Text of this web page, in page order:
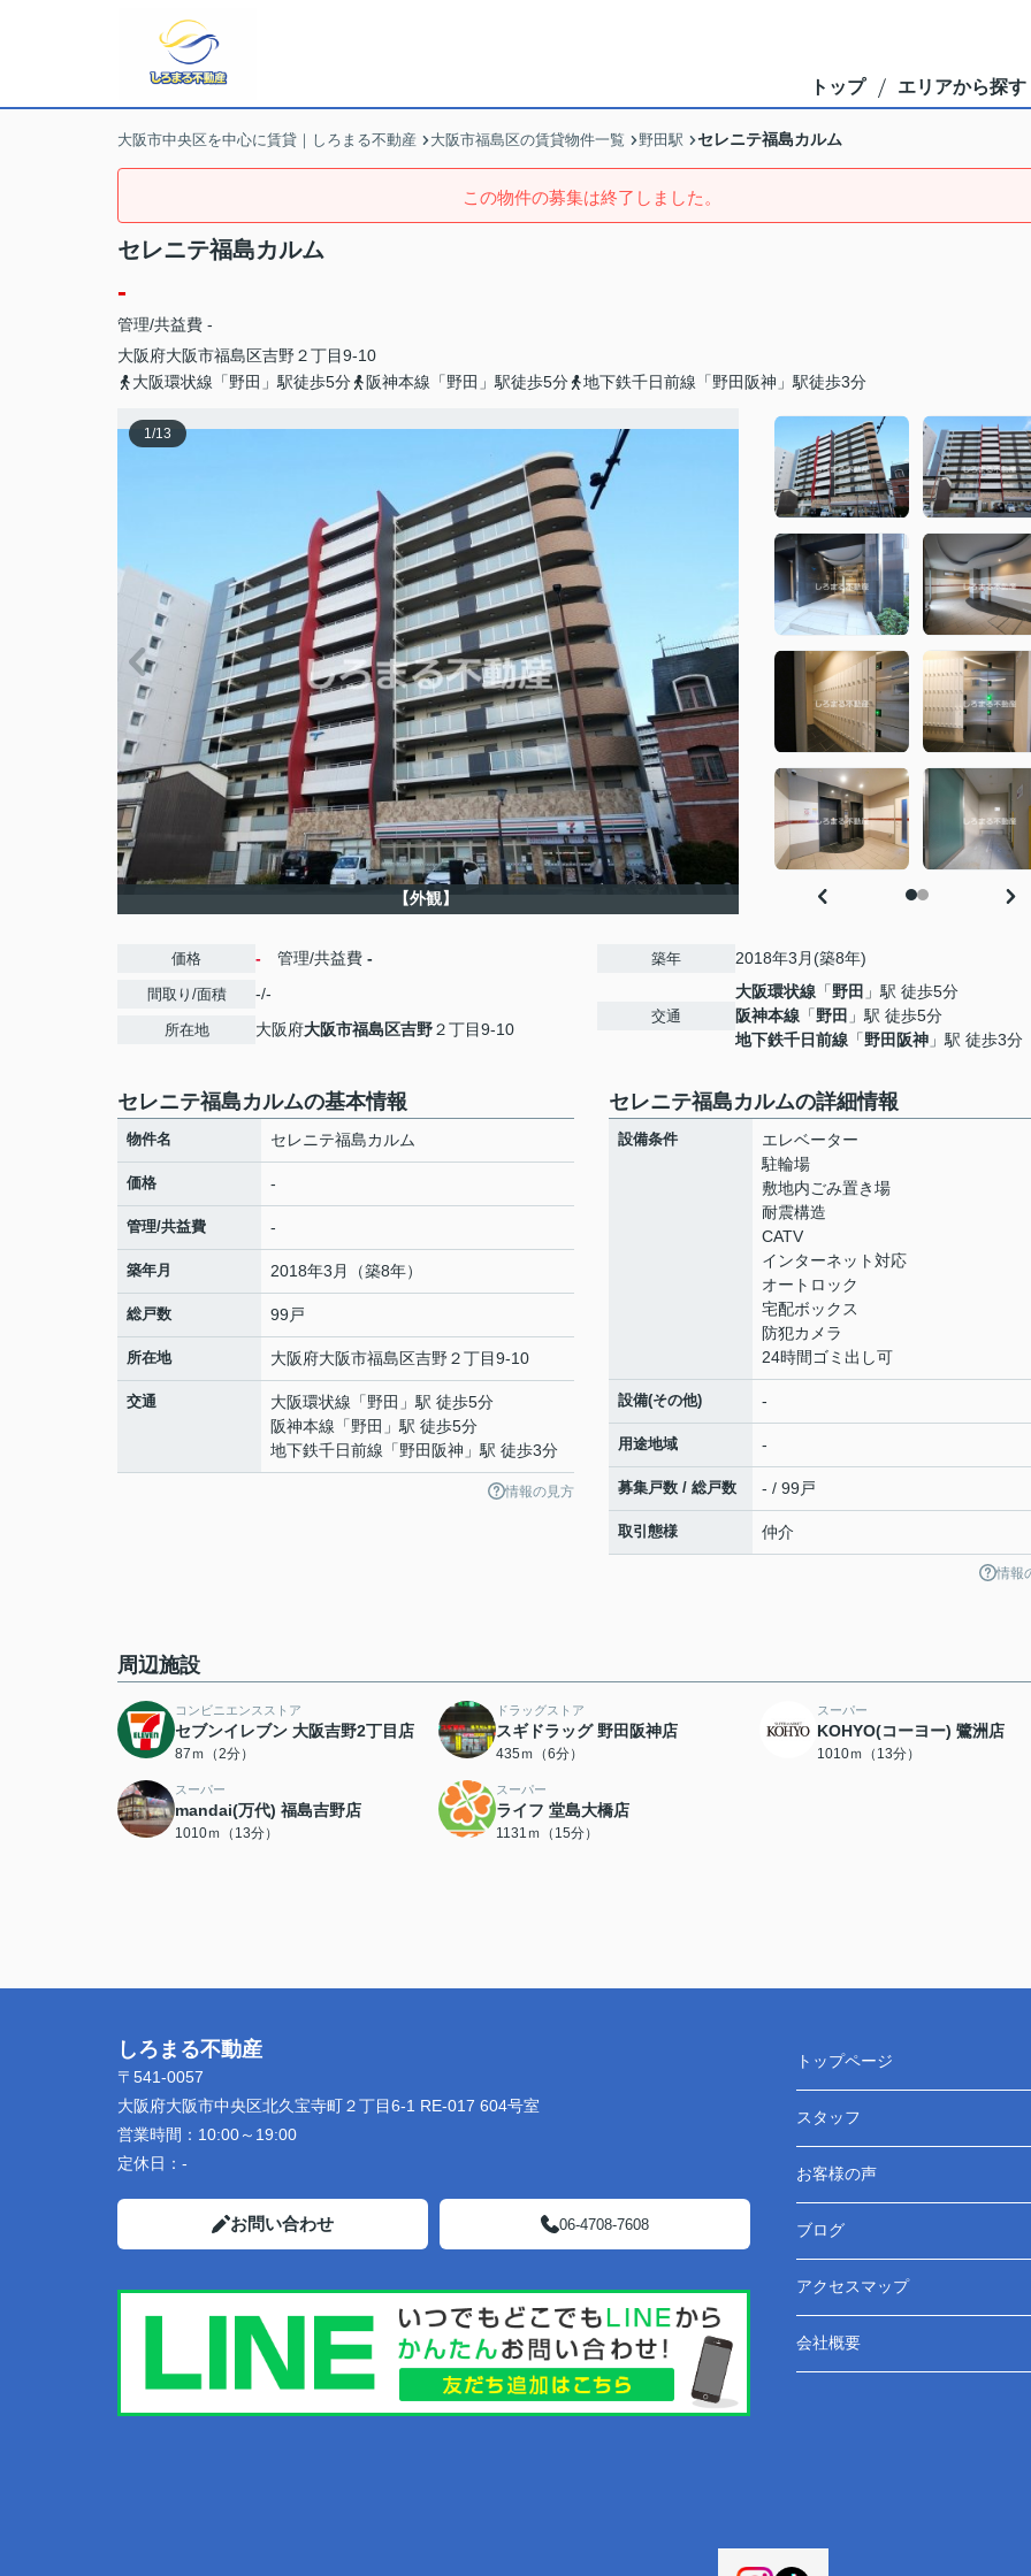
トップ エリアから探す
大阪市中央区を中心に賃貸｜しろまる不動産 大阪市福島区の賃貸物件一覧 野田駅 セレニテ福島カルム
この物件の募集は終了しました。
セレニテ福島カルム
-
管理/共益費 -
大阪府大阪市福島区吉野２丁目9-10
大阪環状線「野田」駅徒歩5分
阪神本線「野田」駅徒歩5分 地下鉄千日前線「野田阪神」駅徒歩3分
1/13
【外観】
価格 - 管理/共益費 -
間取り/面積 -/-
所在地 大阪府大阪市福島区吉野２丁目9-10
築年 2018年3月(築8年)
交通
大阪環状線 「野田 」駅 徒歩5分
阪神本線 「野田 」駅 徒歩5分
地下鉄千日前線 「野田阪神 」駅 徒歩3分
セレニテ福島カルムの基本情報
物件名 セレニテ福島カルム
価格 -
管理/共益費 -
築年月 2018年3月（築8年）
総戸数 99戸
所在地 大阪府大阪市福島区吉野２丁目9-10
交通 大阪環状線 「野田 」駅 徒歩5分
阪神本線 「野田 」駅 徒歩5分
地下鉄千日前線 「野田阪神 」駅 徒歩3分
情報の見方
セレニテ福島カルムの詳細情報
設備条件
エレベーター
駐輪場
敷地内ごみ置き場
耐震構造
CATV
インターネット対応
オートロック
宅配ボックス
防犯カメラ
24時間ゴミ出し可
設備(その他) -
用途地域 -
募集戸数 / 総戸数 - / 99戸
取引態様 仲介
情報
周辺施設
コンビニエンスストア
セブンイレブン 大阪吉野2丁目店
87ｍ（2分）
ドラッグストア
スギドラッグ 野田阪神店
435ｍ（6分）
スーパー
KOHYO(コーヨー) 鷺洲店
1010ｍ（13分）
スーパー
mandai(万代) 福島吉野店
1010ｍ（13分）
スーパー
ライフ 堂島大橋店
1131ｍ（15分）
しろまる不動産
〒541-0057
大阪府大阪市中央区北久宝寺町２丁目6-1 RE-017 604号室
営業時間： 10:00～19:00
定休日： -
お問い合わせ 06-4708-7608
トップページ
スタッフ
お客様の声
ブログ
アクセスマップ
会社概要